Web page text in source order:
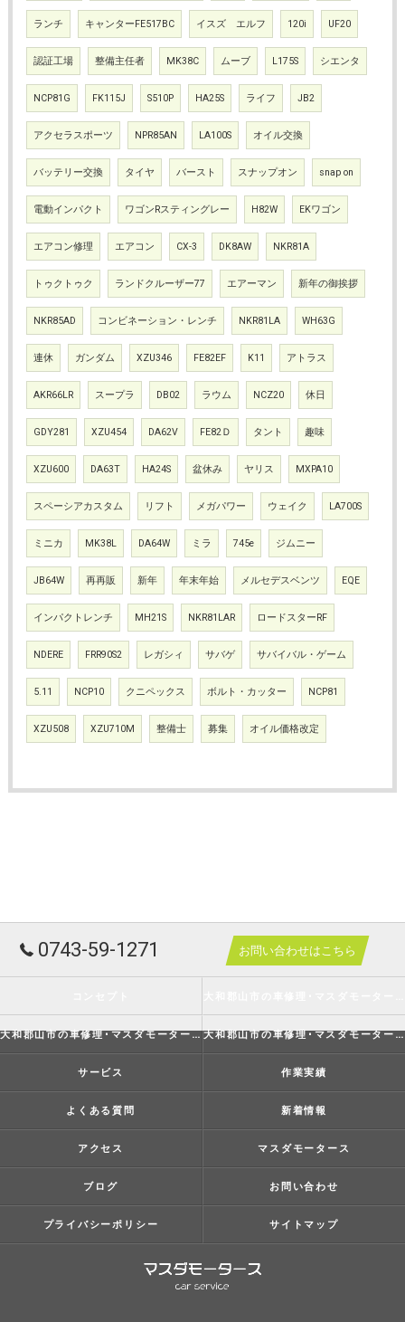
ランチ キャンターFE517BC イスズ エルフ 120i UF20
認証工場 整備主任者 MK38C ムーブ L175S シエンタ
NCP81G FK115J S510P HA25S ライフ JB2
アクセラスポーツ NPR85AN LA100S オイル交換
バッテリー交換 タイヤ バースト スナップオン snap on
電動インパクト ワゴンRスティングレー H82W EKワゴン
エアコン修理 エアコン CX-3 DK8AW NKR81A
トゥクトゥク ランドクルーザー77 エアーマン 新年の御挨拶
NKR85AD コンビネーション・レンチ NKR81LA WH63G
連休 ガンダム XZU346 FE82EF K11 アトラス
AKR66LR スープラ DB02 ラウム NCZ20 休日
GDY281 XZU454 DA62V FE82Ｄ タント 趣味
XZU600 DA63T HA24S 盆休み ヤリス MXPA10
スペーシアカスタム リフト メガパワー ウェイク LA700S
ミニカ MK38L DA64W ミラ 745e ジムニー
JB64W 再再販 新年 年末年始 メルセデスベンツ EQE
インパクトレンチ MH21S NKR81LAR ロードスターRF
NDERE FRR90S2 レガシィ サバゲ サバイバル・ゲーム
5.11 NCP10 クニペックス ボルト・カッター NCP81
XZU508 XZU710M 整備士 募集 オイル価格改定
0743-59-1271 お問い合わせはこちら
大和郡山市の車修理･マスダモータースの評判 大和郡山市の車修理･マスダモータースのお客様の声
サービス 作業実績
よくある質問 新着情報
アクセス マスダモータース
ブログ お問い合わせ
プライバシーポリシー サイトマップ